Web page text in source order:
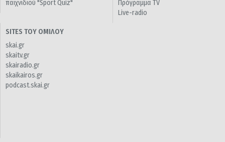
παιχνιδιού "Sport Quiz"
Πρόγραμμα TV
Live-radio
SITES ΤΟΥ ΟΜΙΛΟΥ
skai.gr
skaitv.gr
skairadio.gr
skaikairos.gr
podcast.skai.gr